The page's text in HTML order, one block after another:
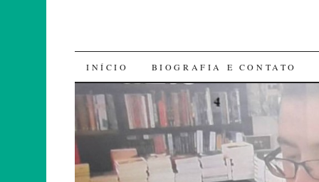
SKIP
TO
CONTENT
INÍCIO BIOGRAFIA E CONTATO